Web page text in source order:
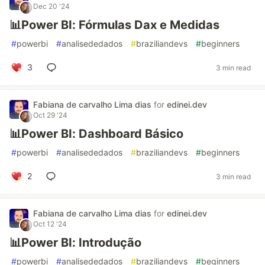
Dec 20 '24
📊Power BI: Fórmulas Dax e Medidas
#powerbi #analisededados #braziliandevs #beginners
3 3 min read
Fabiana de carvalho Lima dias for edinei.dev
Oct 29 '24
📊Power BI: Dashboard Básico
#powerbi #analisededados #braziliandevs #beginners
2 3 min read
Fabiana de carvalho Lima dias for edinei.dev
Oct 12 '24
📊Power BI: Introdução
#powerbi #analisededados #braziliandevs #beginners